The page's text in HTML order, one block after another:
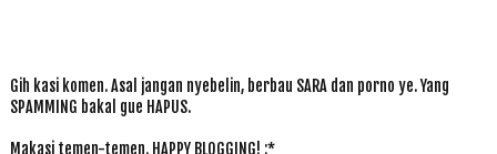
Gih kasi komen. Asal jangan nyebelin, berbau SARA dan porno ye. Yang
SPAMMING bakal gue HAPUS.
Makasi temen-temen. HAPPY BLOGGING! :*